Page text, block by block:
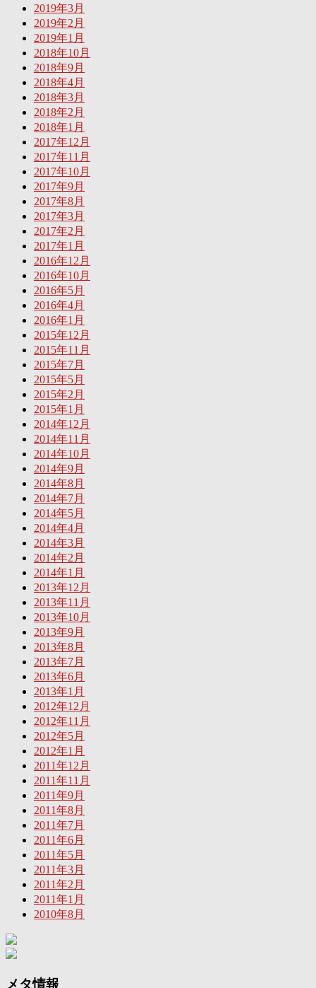
2019年3月
2019年2月
2019年1月
2018年10月
2018年9月
2018年4月
2018年3月
2018年2月
2018年1月
2017年12月
2017年11月
2017年10月
2017年9月
2017年8月
2017年3月
2017年2月
2017年1月
2016年12月
2016年10月
2016年5月
2016年4月
2016年1月
2015年12月
2015年11月
2015年7月
2015年5月
2015年2月
2015年1月
2014年12月
2014年11月
2014年10月
2014年9月
2014年8月
2014年7月
2014年5月
2014年4月
2014年3月
2014年2月
2014年1月
2013年12月
2013年11月
2013年10月
2013年9月
2013年8月
2013年7月
2013年6月
2013年1月
2012年12月
2012年11月
2012年5月
2012年1月
2011年12月
2011年11月
2011年9月
2011年8月
2011年7月
2011年6月
2011年5月
2011年3月
2011年2月
2011年1月
2010年8月
メタ情報